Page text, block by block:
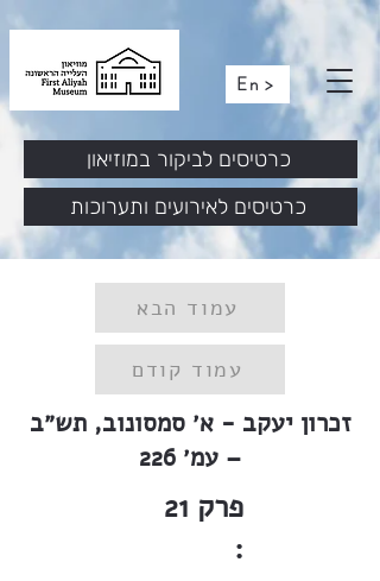
En >
כרטיסים לאירועים ותערוכות
כרטיסים לביקור במוזיאון
עמוד הבא
עמוד קודם
זכרון יעקב - א׳ סמסונוב, תש״ב
– עמ׳ 226
21 פרק
: